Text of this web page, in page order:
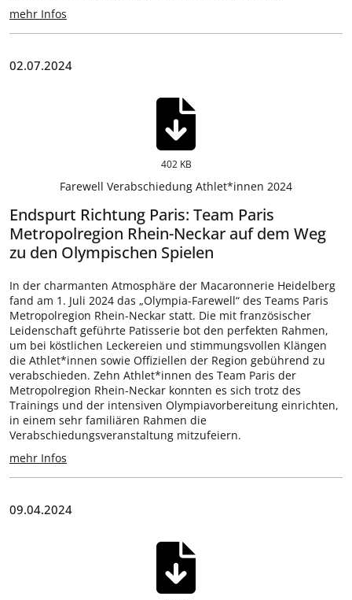
mehr Infos
02.07.2024
402 KB
Farewell Verabschiedung Athlet*innen 2024
Endspurt Richtung Paris: Team Paris
Metropolregion Rhein-Neckar auf dem Weg
zu den Olympischen Spielen
In der charmanten Atmosphäre der Macaronnerie Heidelberg
fand am 1. Juli 2024 das „Olympia-Farewell“ des Teams Paris
Metropolregion Rhein-Neckar statt. Die mit französischer
Leidenschaft geführte Patisserie bot den perfekten Rahmen,
um bei köstlichen Leckereien und stimmungsvollen Klängen
die Athlet*innen sowie Offiziellen der Region gebührend zu
verabschieden. Zehn Athlet*innen des Team Paris der
Metropolregion Rhein-Neckar konnten es sich trotz des
Trainings und der intensiven Olympiavorbereitung einrichten,
in einem sehr familiären Rahmen die
Verabschiedungsveranstaltung mitzufeiern.
mehr Infos
09.04.2024